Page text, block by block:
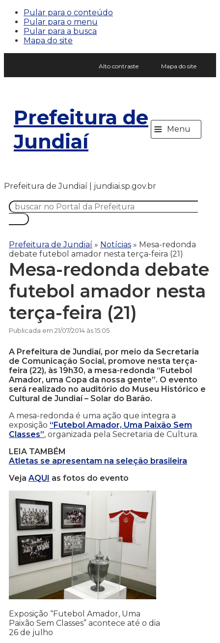
Pular para o conteúdo
Pular para o menu
Pular para a busca
Mapa do site
Alto contraste Mapa do site
Prefeitura de
Jundiaí
≡ Menu
Prefeitura de Jundiaí | jundiai.sp.gov.br
Prefeitura de Jundiaí » Notícias » Mesa-redonda
debate futebol amador nesta terça-feira (21)
Mesa-redonda debate
futebol amador nesta
terça-feira (21)
Publicada em 21/07/2014 às 15:05
A Prefeitura de Jundiaí, por meio da Secretaria
de Comunicação Social, promove nesta terça-
feira (22), às 19h30, a mesa-redonda “Futebol
Amador, uma Copa da nossa gente”. O evento
será realizado no auditório do Museu Histórico e
Cultural de Jundiaí – Solar do Barão.
A mesa-redonda é uma ação que integra a
exposição “Futebol Amador, Uma Paixão Sem
Classes”, organizada pela Secretaria de Cultura.
LEIA TAMBÉM
Atletas se apresentam na seleção brasileira
Veja AQUI as fotos do evento
Exposição “Futebol Amador, Uma
Paixão Sem Classes” acontece até o dia
26 de julho